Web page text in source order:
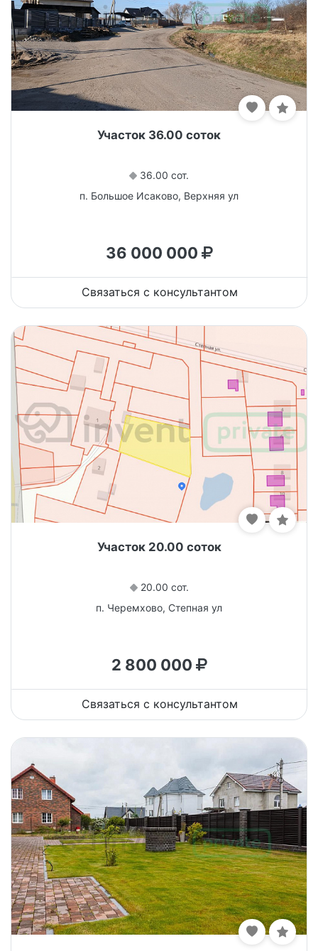
Участок 36.00 соток
36.00 сот.
п. Большое Исаково, Верхняя ул
36 000 000
Связаться с консультантом
Участок 20.00 соток
20.00 сот.
п. Черемхово, Степная ул
2 800 000
Связаться с консультантом